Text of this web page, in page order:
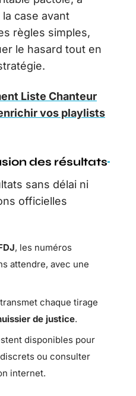
case avant
règles simples,
le hasard tout en
Liste Chanteur
vos playlists
des résultats
sans délai ni
officielles
, les numéros
attendre, avec une
chaque tirage
de justice.
disponibles pour
ou consulter
internet.